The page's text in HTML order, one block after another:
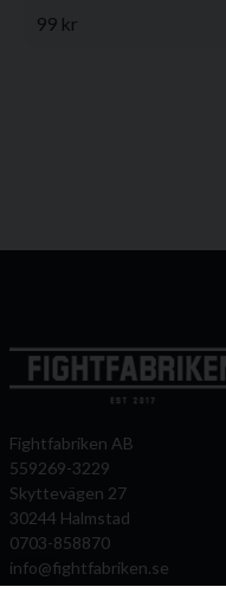
99 kr
Fightfabriken AB
559269-3229
Skyttevägen 27
30244 Halmstad
0703-858870
info@fightfabriken.se